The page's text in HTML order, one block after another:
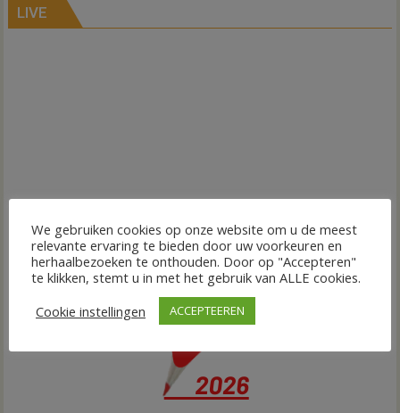
LIVE
We gebruiken cookies op onze website om u de meest
relevante ervaring te bieden door uw voorkeuren en
herhaalbezoeken te onthouden. Door op "Accepteren"
te klikken, stemt u in met het gebruik van ALLE cookies.
Cookie instellingen
ACCEPTEEREN